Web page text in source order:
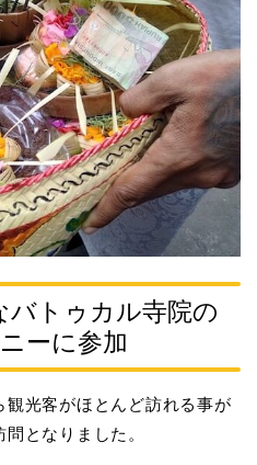
バトゥカル寺院の
ーに参加
光客がほとんど訪れる事が
となりました。